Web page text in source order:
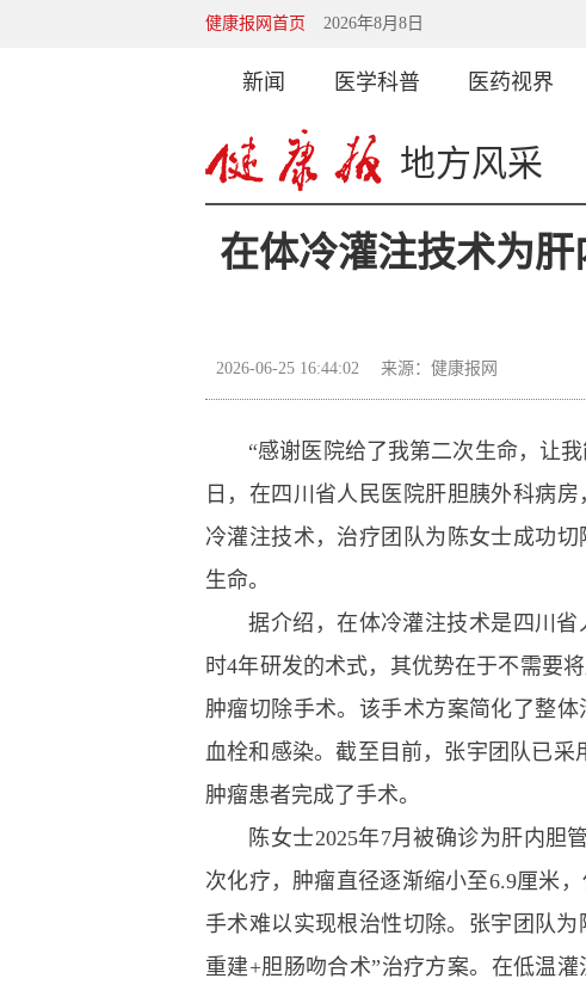
健康报网首页 2026年8月8日
新闻 医学科普 医药视界
地方风采
在体冷灌注技术为
2026-06-25 16:44:02 来源：健康报网
“感谢医院给了我第二次生命，让我
日，在四川省人民医院肝胆胰外科病
冷灌注技术，治疗团队为陈女士成功
生命。
据介绍，在体冷灌注技术是四川省
时4年研发的术式，其优势在于不需要
肿瘤切除手术。该手术方案简化了整
血栓和感染。截至目前， 张宇 团队已采
肿瘤患者完成了手术。
陈女士2025年7月被确诊为肝内胆管
次化疗，肿瘤直径逐渐缩小至6.9厘米
手术难以实现根治性切除。张宇团队
重建+胆肠吻合术”治疗方案。在低温